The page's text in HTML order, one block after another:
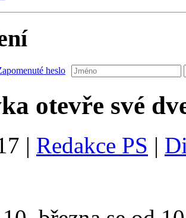
heslo
otevře své
| Redakce PS |